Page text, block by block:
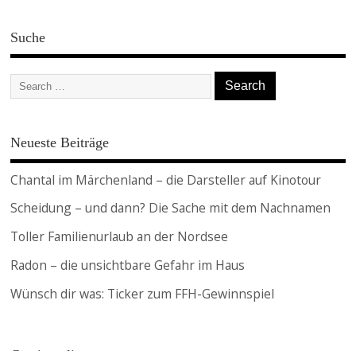
Suche
Neueste Beiträge
Chantal im Märchenland – die Darsteller auf Kinotour
Scheidung – und dann? Die Sache mit dem Nachnamen
Toller Familienurlaub an der Nordsee
Radon – die unsichtbare Gefahr im Haus
Wünsch dir was: Ticker zum FFH-Gewinnspiel